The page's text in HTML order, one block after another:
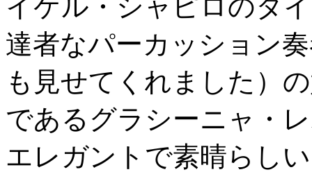
イケル・シャピロのタ
達者なパーカッション
も見せてくれました）
であるグラシーニャ・
エレガントで素晴らし